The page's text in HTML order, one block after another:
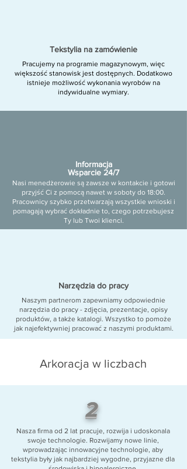
Tekstylia na zamówienie
Pracujemy na programie magazynowym, więc
większość stanowisk jest dostępnych. Dodatkowo
istnieje możliwość wykonania wyrobów na
indywidualne wymiary.
Informacja
Wsparcie 24/7
Nasi menedżerowie są zawsze w kontakcie i gotowi
przyjść Ci z pomocą nawet w soboty do 18:00.
Pracownicy szybko przetwarzają wszystkie wnioski i
pomagają wybrać dokładnie to, czego potrzebujesz
Ty lub Twoi klienci.
Narzędzia do pracy
Naszym partnerom zapewniamy odpowiednie
narzędzia do pracy - zdjęcia, prezentacje, opisy
produktów, a także katalogi. Wszystko to pomoże
jak najefektywniej pracować z naszymi produktami.
Arkoracja w liczbach
2
Nasza firma od 2 lat pracuje, rozwija i udoskonala
swoje technologie. Rozwijamy nowe linie,
wprowadzając innowacyjne technologie, aby
tekstylia były jak najbardziej wygodne, przyjazne dla